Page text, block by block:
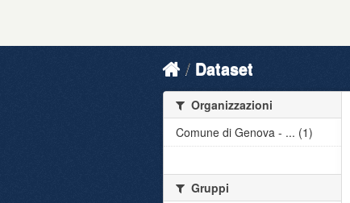
Dataset
Organizzazioni
Comune di Genova - ... (1)
Gruppi